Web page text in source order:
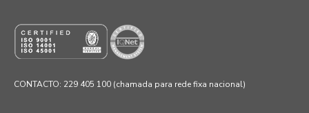
CONTACTO: 229 405 100 (chamada para rede fixa nacional)